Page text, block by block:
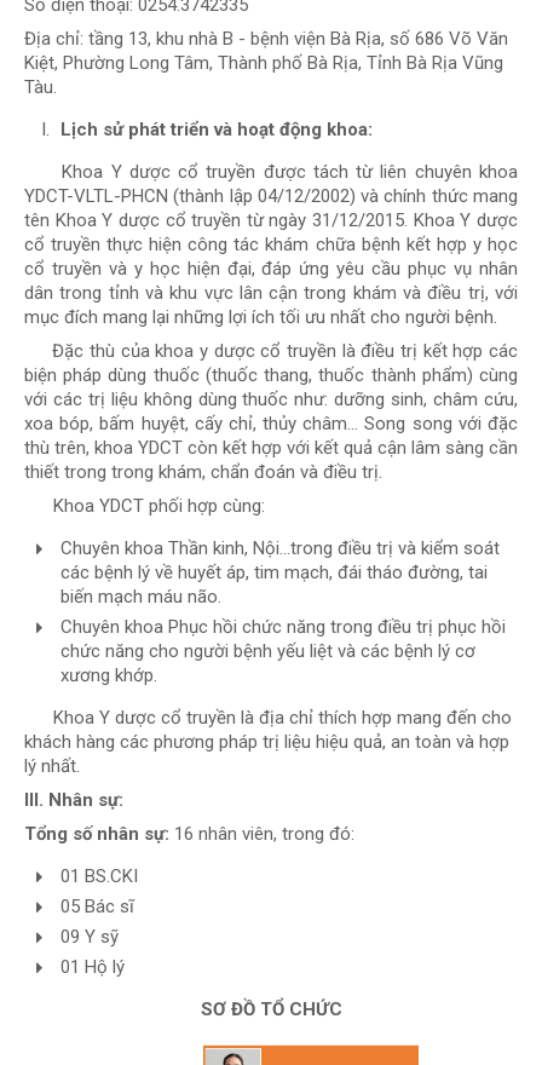
Số điện thoại: 0254.3742335
Địa chỉ: tầng 13, khu nhà B - bệnh viện Bà Rịa, số 686 Võ Văn
Kiệt, Phường Long Tâm, Thành phố Bà Rịa, Tỉnh Bà Rịa Vũng
Tàu.
Lịch sử phát triển và hoạt động khoa:
Khoa Y dược cổ truyền được tách từ liên chuyên khoa
YDCT-VLTL-PHCN (thành lập 04/12/2002) và chính thức mang
tên Khoa Y dược cổ truyền từ ngày 31/12/2015. Khoa Y dược
cổ truyền thực hiện công tác khám chữa bệnh kết hợp y học
cổ truyền và y học hiện đại, đáp ứng yêu cầu phục vụ nhân
dân trong tỉnh và khu vực lân cận trong khám và điều trị, với
mục đích mang lại những lợi ích tối ưu nhất cho người bệnh.
Đặc thù của khoa y dược cổ truyền là điều trị kết hợp các
biện pháp dùng thuốc (thuốc thang, thuốc thành phẩm) cùng
với các trị liệu không dùng thuốc như: dưỡng sinh, châm cứu,
xoa bóp, bấm huyệt, cấy chỉ, thủy châm… Song song với đặc
thù trên, khoa YDCT còn kết hợp với kết quả cận lâm sàng cần
thiết trong trong khám, chẩn đoán và điều trị.
Khoa YDCT phối hợp cùng:
Chuyên khoa Thần kinh, Nội…trong điều trị và kiểm soát
các bệnh lý về huyết áp, tim mạch, đái tháo đường, tai
biến mạch máu não.
Chuyên khoa Phục hồi chức năng trong điều trị phục hồi
chức năng cho người bệnh yếu liệt và các bệnh lý cơ
xương khớp.
Khoa Y dược cổ truyền là địa chỉ thích hợp mang đến cho
khách hàng các phương pháp trị liệu hiệu quả, an toàn và hợp
lý nhất.
III. Nhân sự:
Tổng số nhân sự: 16 nhân viên, trong đó:
01 BS.CKI
05 Bác sĩ
09 Y sỹ
01 Hộ lý
SƠ ĐỒ TỔ CHỨC